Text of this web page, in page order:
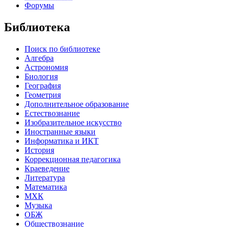
Форумы
Библиотека
Поиск по библиотеке
Алгебра
Астрономия
Биология
География
Геометрия
Дополнительное образование
Естествознание
Изобразительное искусство
Иностранные языки
Информатика и ИКТ
История
Коррекционная педагогика
Краеведение
Литература
Математика
МХК
Музыка
ОБЖ
Обществознание